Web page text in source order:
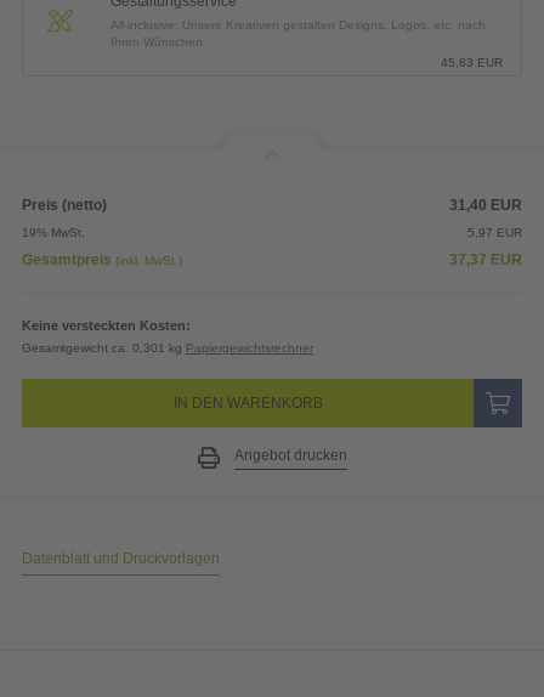
All-inclusive: Unsere Kreativen gestalten Designs, Logos, etc. nach
Ihren Wünschen.
45,83 EUR
Preis (netto) 31,40 EUR
19% MwSt. 5,97 EUR
Gesamtpreis (inkl. MwSt.) 37,37 EUR
Keine versteckten Kosten:
Gesamtgewicht ca. 0,301 kg Papiergewichtsrechner
IN DEN WARENKORB
Angebot drucken
Datenblatt und Druckvorlagen